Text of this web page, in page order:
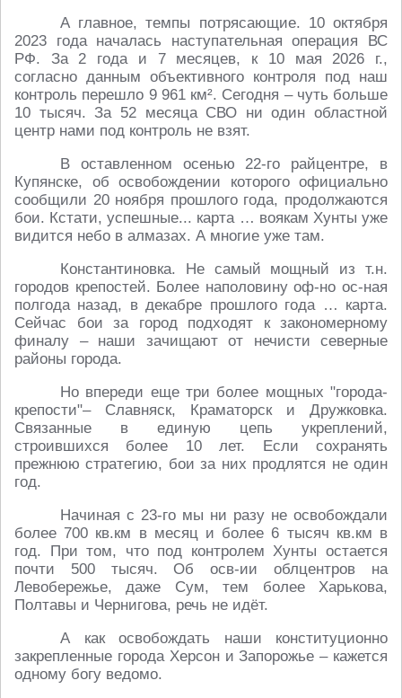
А главное, темпы потрясающие. 10 октября
2023 года началась наступательная операция ВС
РФ. За 2 года и 7 месяцев, к 10 мая 2026 г.,
согласно данным объективного контроля под наш
контроль перешло 9 961 км². Сегодня – чуть больше
10 тысяч. За 52 месяца СВО ни один областной
центр нами под контроль не взят.
В оставленном осенью 22-го райцентре, в
Купянске, об освобождении которого официально
сообщили 20 ноября прошлого года, продолжаются
бои. Кстати, успешные... карта … воякам Хунты уже
видится небо в алмазах. А многие уже там.
Константиновка. Не самый мощный из т.н.
городов крепостей. Более наполовину оф-но ос-ная
полгода назад, в декабре прошлого года … карта.
Сейчас бои за город подходят к закономерному
финалу – наши зачищают от нечисти северные
районы города.
Но впереди еще три более мощных "города-
крепости"– Славняск, Краматорск и Дружковка.
Связанные в единую цепь укреплений,
строившихся более 10 лет. Если сохранять
прежнюю стратегию, бои за них продлятся не один
год.
Начиная с 23-го мы ни разу не освобождали
более 700 кв.км в месяц и более 6 тысяч кв.км в
год. При том, что под контролем Хунты остается
почти 500 тысяч. Об осв-ии облцентров на
Левобережье, даже Сум, тем более Харькова,
Полтавы и Чернигова, речь не идёт.
А как освобождать наши конституционно
закрепленные города Херсон и Запорожье – кажется
одному богу ведомо.